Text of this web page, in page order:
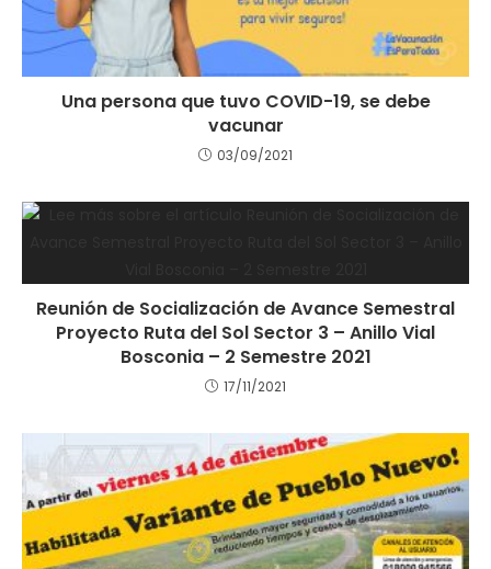
Una persona que tuvo COVID-19, se debe
vacunar
03/09/2021
Reunión de Socialización de Avance Semestral
Proyecto Ruta del Sol Sector 3 – Anillo Vial
Bosconia – 2 Semestre 2021
17/11/2021